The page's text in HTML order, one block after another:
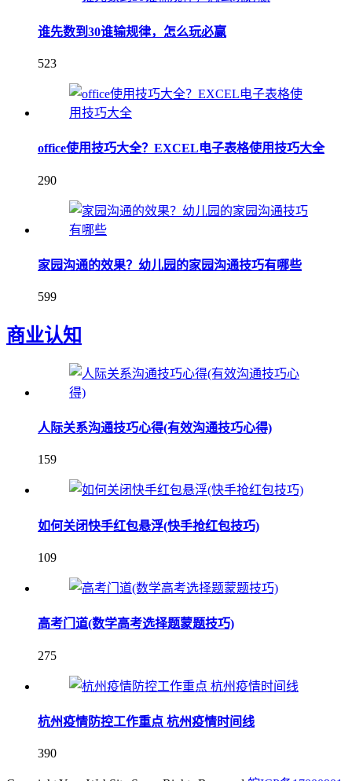
谁先数到30谁输规律，怎么玩必赢
523
office使用技巧大全？EXCEL电子表格使用技巧大全
290
家园沟通的效果？幼儿园的家园沟通技巧有哪些
599
商业认知
人际关系沟通技巧心得(有效沟通技巧心得)
159
如何关闭快手红包悬浮(快手抢红包技巧)
109
高考门道(数学高考选择题蒙题技巧)
275
杭州疫情防控工作重点 杭州疫情时间线
390